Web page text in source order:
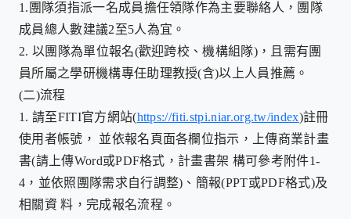
1. 團隊須指派一名成員擔任領隊作為主要聯絡人，團隊
成員總人數建議2至5人為宜。
2. 以團隊為單位報名(歡迎跨校、機構組隊) ，且需有團
員所屬之學研機構專任助理教授(含)以上人員推薦。
(二)流程
1. 請至FITI官方網站(https://fiti.stpi.niar.org.tw/index)註冊
使用者帳號， 並依報名頁面各欄位指示，上傳商業計畫
書(請上傳Word或PDF格式，計畫書架 構可參考附件1-
4，並依照團隊需求自行調整)、簡報(PPT或PDF格式)及
相關資 料，完成報名流程。